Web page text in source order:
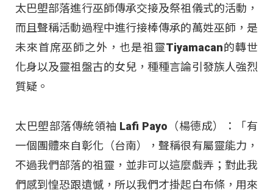
太巴塱部落進行巫師傳承交接及祭祖儀式的活動，
而且聲稱活動過程中進行接棒傳承的萬姓巫師，是
未來首席巫師之外，也是祖靈Tiyamacan的轉世
化身以及靈祖盤古的女兒，種種言論引發族人強烈
質疑。
太巴塱部落傳統領袖 Lafi Payo（楊德成）：「有
一個團體來自彰化（台南），聲稱很有屬靈能力，
不過我們部落的祖靈，並非可以這麼戲弄；對此我
們感到惶恐跟遺憾，所以我們才掛起白布條，用來